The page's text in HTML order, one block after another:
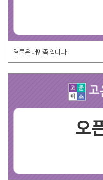
결론은 대만족 입니다!
오